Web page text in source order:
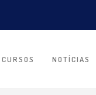
CURSOS NOTÍCIAS